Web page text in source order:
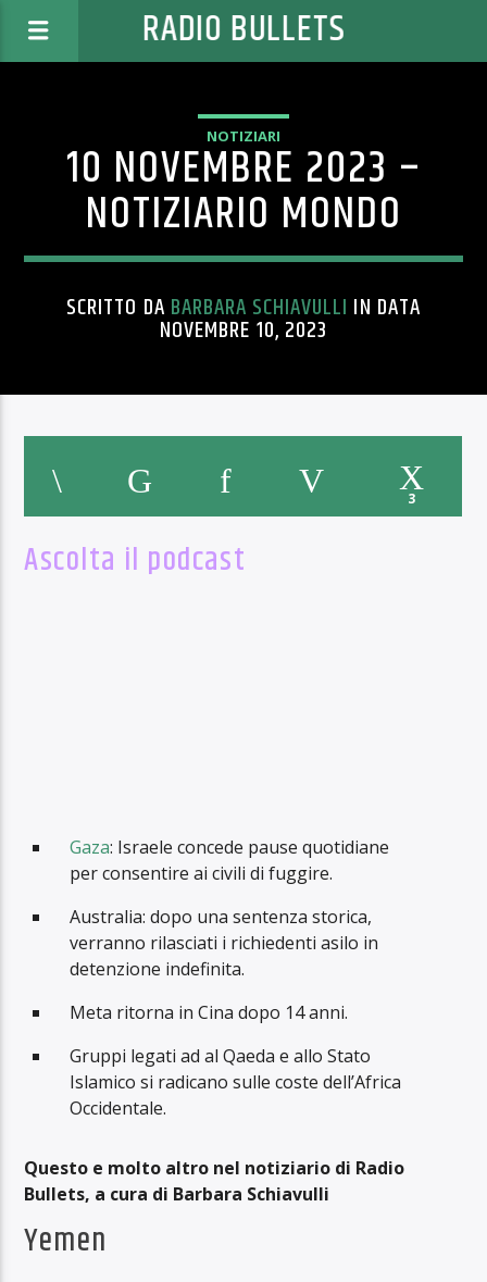
RADIO BULLETS
NOTIZIARI
10 NOVEMBRE 2023 –
NOTIZIARIO MONDO
SCRITTO DA BARBARA SCHIAVULLI IN DATA
NOVEMBRE 10, 2023
3
Ascolta il podcast
Gaza: Israele concede pause quotidiane
per consentire ai civili di fuggire.
Australia: dopo una sentenza storica,
verranno rilasciati i richiedenti asilo in
detenzione indefinita.
Meta ritorna in Cina dopo 14 anni.
Gruppi legati ad al Qaeda e allo Stato
Islamico si radicano sulle coste dell’Africa
Occidentale.
Questo e molto altro nel notiziario di Radio
Bullets, a cura di Barbara Schiavulli
Yemen